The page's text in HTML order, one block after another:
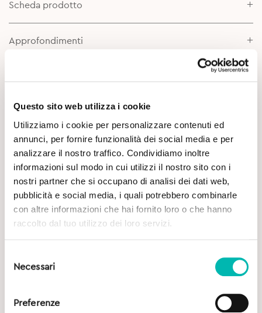
Questo sito web utilizza i cookie
Utilizziamo i cookie per personalizzare contenuti ed
annunci, per fornire funzionalità dei social media e per
analizzare il nostro traffico. Condividiamo inoltre
informazioni sul modo in cui utilizzi il nostro sito con i
nostri partner che si occupano di analisi dei dati web,
pubblicità e social media, i quali potrebbero combinarle
con altre informazioni che hai fornito loro o che hanno
raccolto dal tuo utilizzo dei loro servizi.
delNecessari
Preferenze
Scheda prodotto
Approfondimenti
Potrebbe Interessarti